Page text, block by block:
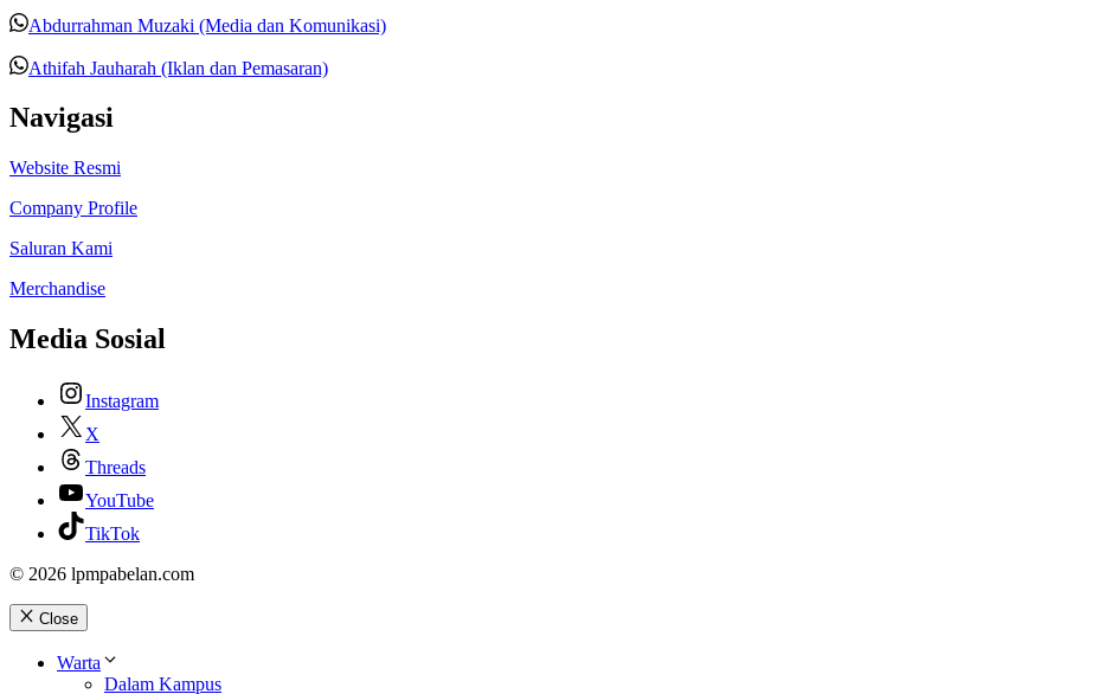
Abdurrahman Muzaki (Media dan Komunikasi)
Athifah Jauharah (Iklan dan Pemasaran)
Navigasi
Website Resmi
Company Profile
Saluran Kami
Merchandise
Media Sosial
Instagram
X
Threads
YouTube
TikTok
© 2026 lpmpabelan.com
Close
Warta
Dalam Kampus